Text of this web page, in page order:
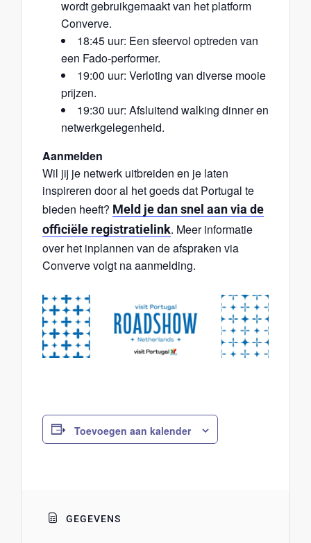
wordt gebruikgemaakt van het platform
Converve.
18:45 uur: Een sfeervol optreden van
een Fado-performer.
19:00 uur: Verloting van diverse mooie
prijzen.
19:30 uur: Afsluitend walking dinner en
netwerkgelegenheid.
Aanmelden
Wil jij je netwerk uitbreiden en je laten
inspireren door al het goeds dat Portugal te
bieden heeft? Meld je dan snel aan via de
officiële registratielink. Meer informatie
over het inplannen van de afspraken via
Converve volgt na aanmelding.
Toevoegen aan kalender
GEGEVENS